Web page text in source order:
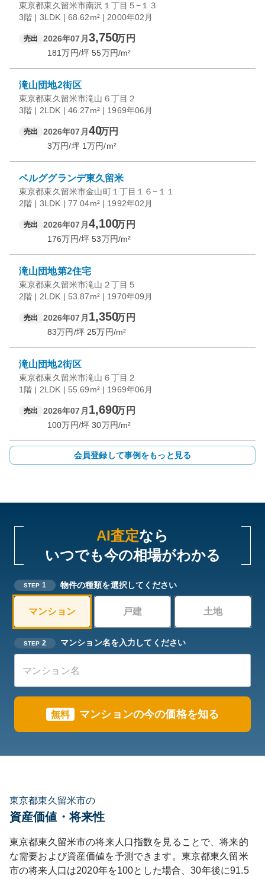
東京都東久留米市南沢１丁目５−１３
3階 | 3LDK | 68.62m² | 2000年02月
売出 2026年07月 3,750万円
181万円/坪 55万円/m²
滝山団地2街区
東京都東久留米市滝山６丁目２
3階 | 2LDK | 46.27m² | 1969年06月
売出 2026年07月 40万円
3万円/坪 1万円/m²
ベルググランデ東久留米
東京都東久留米市金山町１丁目１６−１１
2階 | 3LDK | 77.04m² | 1992年02月
売出 2026年07月 4,100万円
176万円/坪 53万円/m²
滝山団地第2住宅
東京都東久留米市滝山２丁目５
2階 | 2LDK | 53.87m² | 1970年09月
売出 2026年07月 1,350万円
83万円/坪 25万円/m²
滝山団地2街区
東京都東久留米市滝山６丁目２
1階 | 2LDK | 55.69m² | 1969年06月
売出 2026年07月 1,690万円
100万円/坪 30万円/m²
会員登録して事例をもっと見る
AI査定なら
いつでも今の相場がわかる
STEP 1 物件の種類を選択してください
マンション 戸建 土地
STEP 2 マンション名を入力してください
無料 マンションの今の価格を知る
東京都東久留米市の
資産価値・将来性
東京都東久留米市の将来人口指数を見ることで、将来的
な需要および資産価値を予測できます。 東京都東久留米
市の将来人口は2020年を100とした場合、30年後に91.5